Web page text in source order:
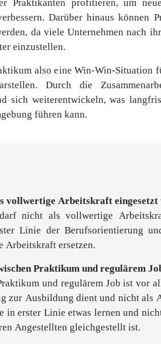
Praktikanten profitieren, um
Darüber hinaus können
da viele Unternehmen nach
einzustellen.
also eine Win-Win-Situation
Durch die
sich weiterentwickeln, was
führen kann.
vollwertige Arbeitskraft eingesetzt
nicht als vollwertige
Linie der Berufsorientierung
Arbeitskraft ersetzen.
Praktikum und regulärem
und regulärem Job ist vor
zur Ausbildung dient und nicht als
in erster Linie etwas lernen und
Angestellten gleichgestellt ist.